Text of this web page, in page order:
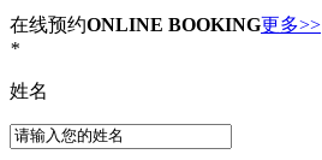
在线预约ONLINE BOOKING更多>>
*
姓名